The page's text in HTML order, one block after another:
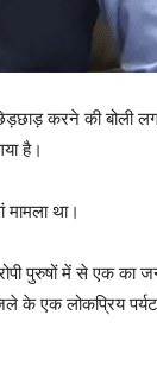
करने की बोली
है।
मामला था।
पुरुषों में से एक
के एक लोकप्रिय